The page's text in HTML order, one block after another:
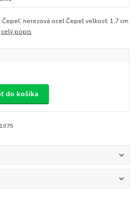
Čepeľ: nerezová oceľ Čepeľ veľkosť: 1,7 cm
celý popis
do košíka